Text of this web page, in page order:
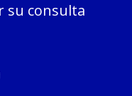
su consulta